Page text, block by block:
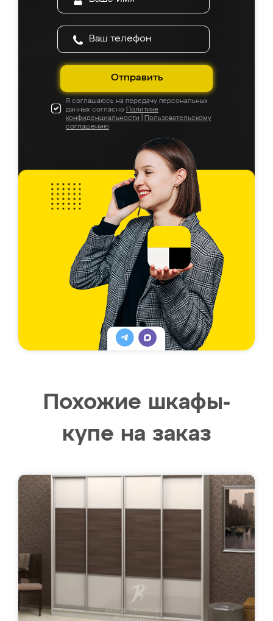
Отправить
Я соглашаюсь на передачу персональных
данных согласно Политике
конфиденциальности
Пользовательскому
соглашению
Похожие шкафы-
купе на заказ